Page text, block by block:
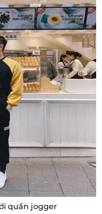
quần jogger